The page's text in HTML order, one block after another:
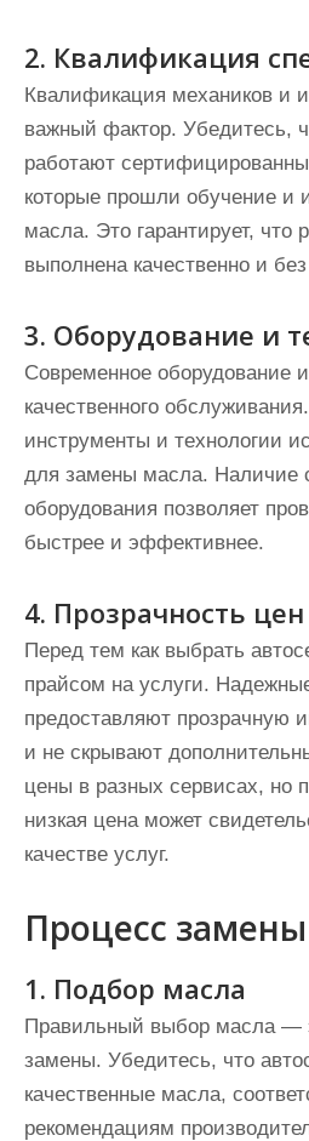
2. Квалификация
Квалификация механиков и
важный фактор. Убедитесь,
работают
которые прошли обучение и
масла. Это гарантирует, что
выполнена качественно и
3. Оборудование и
Современное оборудование
качественного
инструменты и технологии
для замены масла. Наличие
оборудования позволяет
быстрее и эффективнее.
4. Прозрачность цен
Перед тем как выбрать
прайсом на услуги.
предоставляют прозрачную
и не скрывают
цены в разных сервисах, но
низкая цена может
качестве услуг.
Процесс
1. Подбор масла
Правильный выбор масла —
замены. Убедитесь, что
качественные масла,
рекомендациям